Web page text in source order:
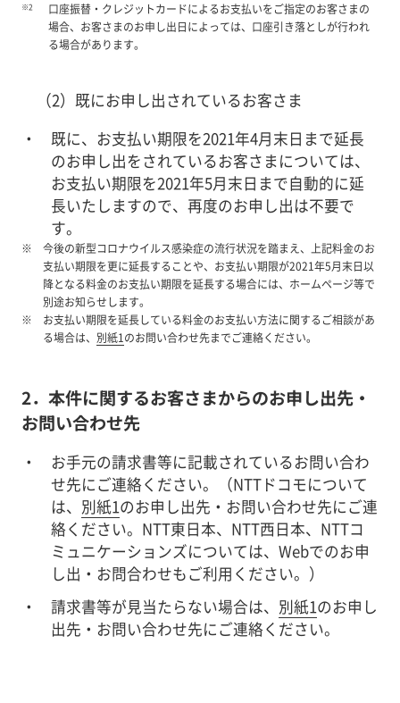
※2
口座振替・クレジットカードによるお支払いをご指定のお客さまの
場合、お客さまのお申し出日によっては、口座引き落としが行われ
る場合があります。
（2）既にお申し出されているお客さま
既に、お支払い期限を2021年4月末日まで延長
のお申し出をされているお客さまについては、
お支払い期限を2021年5月末日まで自動的に延
長いたしますので、再度のお申し出は不要で
す。
今後の新型コロナウイルス感染症の流行状況を踏まえ、上記料金のお
支払い期限を更に延長することや、お支払い期限が2021年5月末日以
降となる料金のお支払い期限を延長する場合には、ホームページ等で
別途お知らせします。
お支払い期限を延長している料金のお支払い方法に関するご相談があ
る場合は、 別紙1のお問い合わせ先までご連絡ください。
2．本件に関するお客さまからのお申し出先・
お問い合わせ先
お手元の請求書等に記載されているお問い合わ
せ先にご連絡ください。（NTTドコモについて
は、 別紙1のお申し出先・お問い合わせ先にご連
絡ください。NTT東日本、NTT西日本、NTTコ
ミュニケーションズについては、Webでのお申
し出・お問合わせもご利用ください。）
請求書等が見当たらない場合は、 別紙1のお申し
出先・お問い合わせ先にご連絡ください。